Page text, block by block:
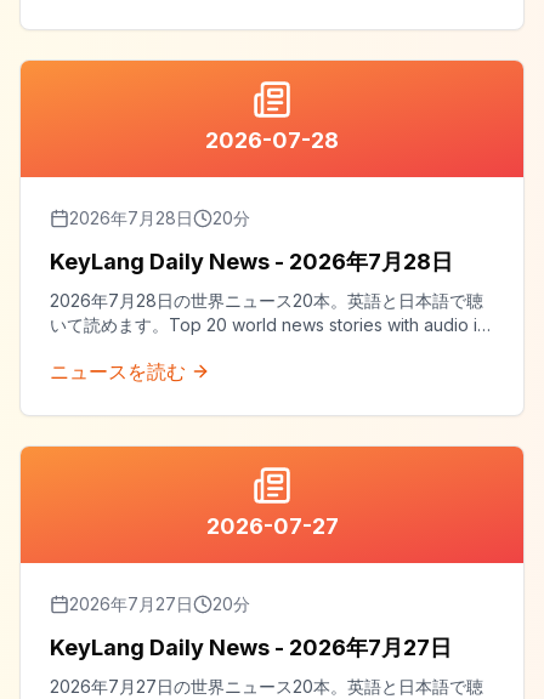
2026-07-28
2026年7月28日 20分
KeyLang Daily News - 2026年7月28日
2026年7月28日の世界ニュース20本。英語と日本語で聴
いて読めます。Top 20 world news stories with audio in
ニュースを読む
2026-07-27
2026年7月27日 20分
KeyLang Daily News - 2026年7月27日
2026年7月27日の世界ニュース20本。英語と日本語で聴